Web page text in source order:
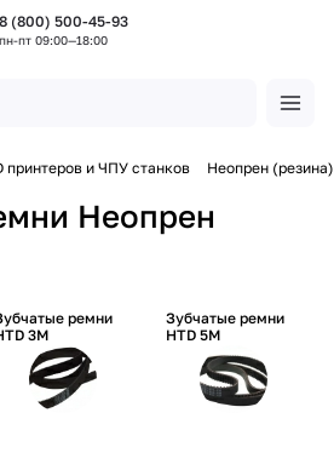
8 (800) 500-45-93
пн-пт 09:00—18:00
принтеров и ЧПУ станков Неопрен (резина)
Неопрен
ремни
3M
Зубчатые ремни
HTD 5M